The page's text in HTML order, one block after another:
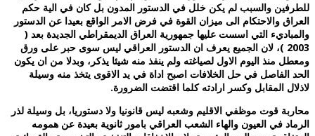
والسبب لم يكن خلل في الدستور المدون بل كان في الية حكم
والاحتكام الى ميزان القوة في فرض الامر الواقع بعيدا عن الدستور
التي اسست عليها جمهورية العراق الديمقراطي الجديدة بعد (
2003 )، لان الجميع يعرف ان الدستور العراقي ليس سوى حبر على ورق
منذ اليوم الاول لصياغته ولم ينفذ منه شيئا يذكر، وبدلا من ان يكون
الفاصل في حل الخلافات اصبح اداة في يد الاقوى يتخذ منه وسيلة
المقابل وكسر ارادته كلما اقتضت الضرورة.
قوت موظفي الاقليم وشعبه ليس قانونيا ولا دستوريا، بل وسيلة لذر
في العيون والهاء الشعب العراقي بامور ثانوية بعيدة عن همومه